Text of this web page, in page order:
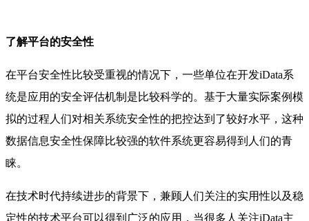
了解平台的安全性
在平台安全性比较受重视的情况下，一些单位在开发iData系
统是应用的安全评估机制是比较科学的。基于大量实际案例模
拟的过程人们对相关系统安全性的把控达到了较好水平，这种
数据信息安全性保障比较强的软件系统更容易得到人们的青
睐。
在技术时代持续进步的背景下，兼顾人们关注的实用性以及稳
定性的技术平台可以得到广泛的应用，当很多人关注iData主